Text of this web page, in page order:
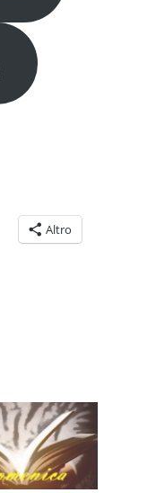
Altro